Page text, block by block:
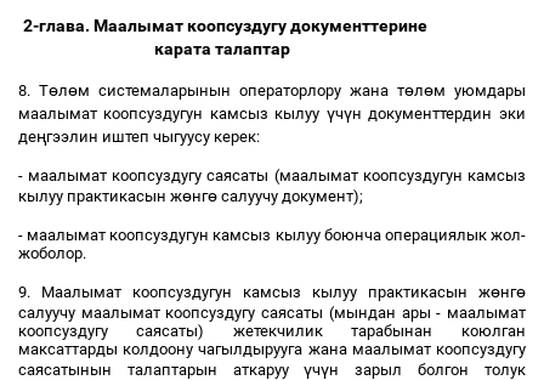
2-глава. Маалымат коопсуздугу документтерине
карата талаптар
8. Төлөм системаларынын операторлору жана төлөм уюмдары
маалымат коопсуздугун камсыз кылуу үчүн документтердин эки
деңгээлин иштеп чыгуусу керек:
- маалымат коопсуздугу саясаты (маалымат коопсуздугун камсыз
кылуу практикасын жөнгө салуучу документ);
- маалымат коопсуздугун камсыз кылуу боюнча операциялык жол-
жоболор.
9. Маалымат коопсуздугун камсыз кылуу практикасын жөнгө
салуучу маалымат коопсуздугу саясаты (мындан ары - маалымат
коопсуздугу саясаты) жетекчилик тарабынан коюлган
максаттарды колдоону чагылдырууга жана маалымат коопсуздугу
саясатынын талаптарын аткарууүчүн зарыл болгон толук